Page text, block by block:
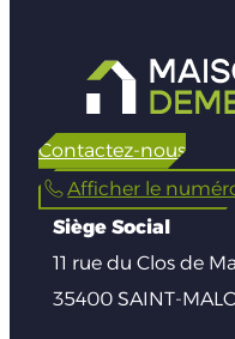
Contactez-nous
Afficher le
Siège Social
11 rue du Clos de
35400 SAINT-